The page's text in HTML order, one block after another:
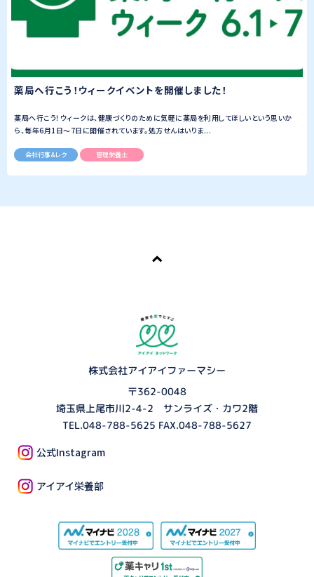
薬局へ行こう！ウィークイベントを開催しました！
薬局へ行こう！ウィークは、健康づくりのために気軽に薬局を利用してほしいという思いか
ら、毎年6月1日～7日に開催されています。処方せんはいりま...
会社行事＆レク 管理栄養士
株式会社アイアイファーマシー
〒362-0048
埼玉県上尾市川2-4-2 サンライズ・カワ2階
TEL.048-788-5625 FAX.048-788-5627
公式Instagram
アイアイ栄養部